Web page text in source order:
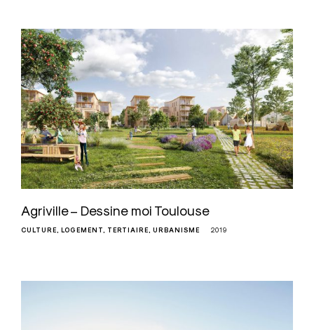
Agriville – Dessine moi Toulouse
CULTURE LOGEMENT TERTIAIRE URBANISME 2019